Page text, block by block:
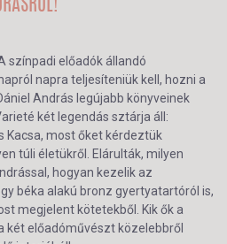
színpadi előadók állandó
napra teljesíteniük kell, hozni a
András legújabb könyveinek
két legendás sztárja áll:
Kacsa, most őket kérdeztük
túli életükről. Elárulták, milyen
hogyan kezelik az
béka alakú bronz gyertyatartóról is,
megjelent kötetekből. Kik ők a
két előadóművészt közelebbről